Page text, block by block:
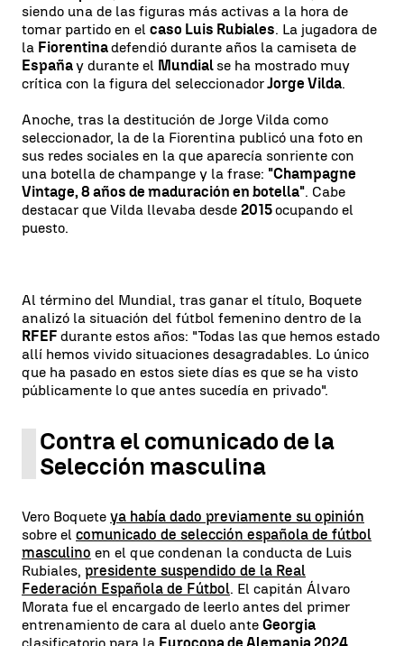
siendo una de las figuras más activas a la hora de
tomar partido en el caso Luis Rubiales. La jugadora de
la Fiorentinadefendió durante años la camiseta de
Españay durante el Mundial se ha mostrado muy
crítica con la figura del seleccionadorJorge Vilda.
Anoche, tras la destitución de Jorge Vilda como
seleccionador, la de la Fiorentina publicó una foto en
sus redes sociales en la que aparecía sonriente con
una botella de champange y la frase: "Champagne
Vintage, 8 años de maduración en botella". Cabe
destacar que Vilda llevaba desde 2015ocupando el
puesto.
Al término del Mundial, tras ganar el título, Boquete
analizó la situación del fútbol femenino dentro de la
RFEF durante estos años: "Todas las que hemos estado
allí hemos vivido situaciones desagradables. Lo único
que ha pasado en estos siete días es que se ha visto
públicamente lo que antes sucedía en privado".
Contra el comunicado de la
Selección masculina
Vero Boquete ya había dado previamente su opinión
sobre el comunicado de selección española de fútbol
masculino en el que condenan la conducta de Luis
Rubiales, presidente suspendido de la Real
Federación Española de Fútbol. El capitán Álvaro
Morata fue el encargado de leerlo antes del primer
entrenamiento de cara al duelo ante Georgia
clasificatorio para la Eurocopa de Alemania 2024.